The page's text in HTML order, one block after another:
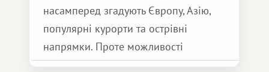
насамперед згадують Європу, Азію,
популярні курорти та острівні
напрямки. Проте можливості
обмінної системи значно ширші.